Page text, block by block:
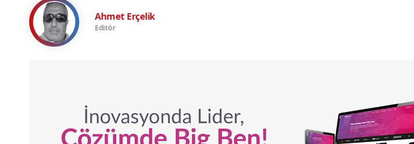
Ahmet Erçelik
Editör